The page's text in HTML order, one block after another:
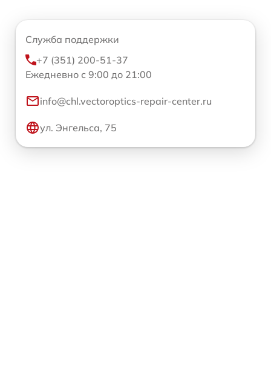
Служба поддержки
+7 (351) 200-51-37
Ежедневно с 9:00 до 21:00
info@chl.vectoroptics-repair-center.ru
ул. Энгельса, 75